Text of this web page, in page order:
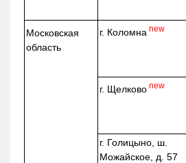
Московская
область
г. Коломна new
г. Щелково new
г. Голицыно, ш.
Можайское, д. 57